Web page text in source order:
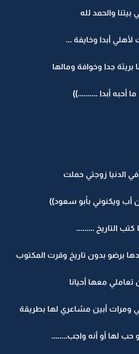
والحمد لله
لأهلي أبدا وخايفة ...
جدا وخوافة ومالها
أحبه أبدا ..........))
الدنيا زوجتي حملت
أب ويكنوني بأبو سعود))
التاريخ .........
برضو بدون تاريخ وقرت المكتوب
معها أحيانا
ومرات أبين مشاعري لها بطريقة
لها أو أنه واجب........